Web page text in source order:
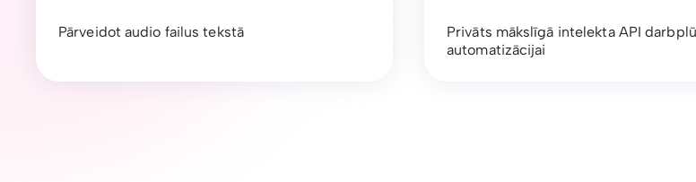
Pārveidot audio failus tekstā
Privāts mākslīgā intelekta API
automatizācijai